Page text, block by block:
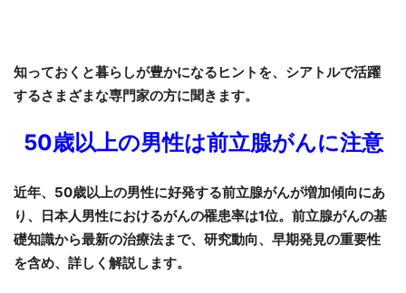
知っておくと暮らしが豊かになるヒントを、シアトルで活躍
するさまざまな専門家の方に聞きます。
50歳以上の男性は前立腺がんに注意
近年、50歳以上の男性に好発する前立腺がんが増加傾向にあ
り、日本人男性におけるがんの罹患率は1位。前立腺がんの基
礎知識から最新の治療法まで、研究動向、早期発見の重要性
を含め、詳しく解説します。